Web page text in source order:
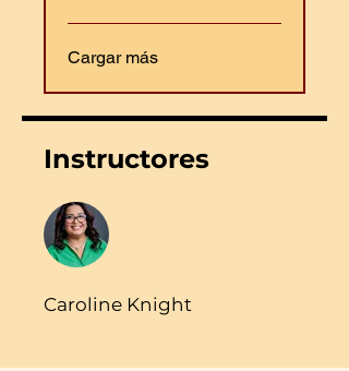
Cargar más
Instructores
Caroline Knight